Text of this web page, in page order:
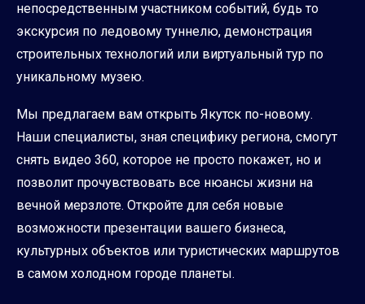
непосредственным участником событий, будь то
экскурсия по ледовому туннелю, демонстрация
строительных технологий или виртуальный тур по
уникальному музею.
Мы предлагаем вам открыть Якутск по-новому.
Наши специалисты, зная специфику региона, смогут
снять видео 360, которое не просто покажет, но и
позволит прочувствовать все нюансы жизни на
вечной мерзлоте. Откройте для себя новые
возможности презентации вашего бизнеса,
культурных объектов или туристических маршрутов
в самом холодном городе планеты.